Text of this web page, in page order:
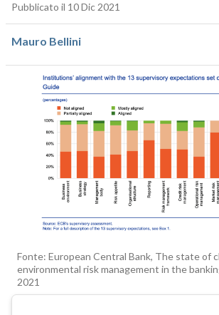
Pubblicato il 10 Dic 2021
Mauro Bellini
Fonte: European Central Bank, The state of
environmental risk management in the
2021